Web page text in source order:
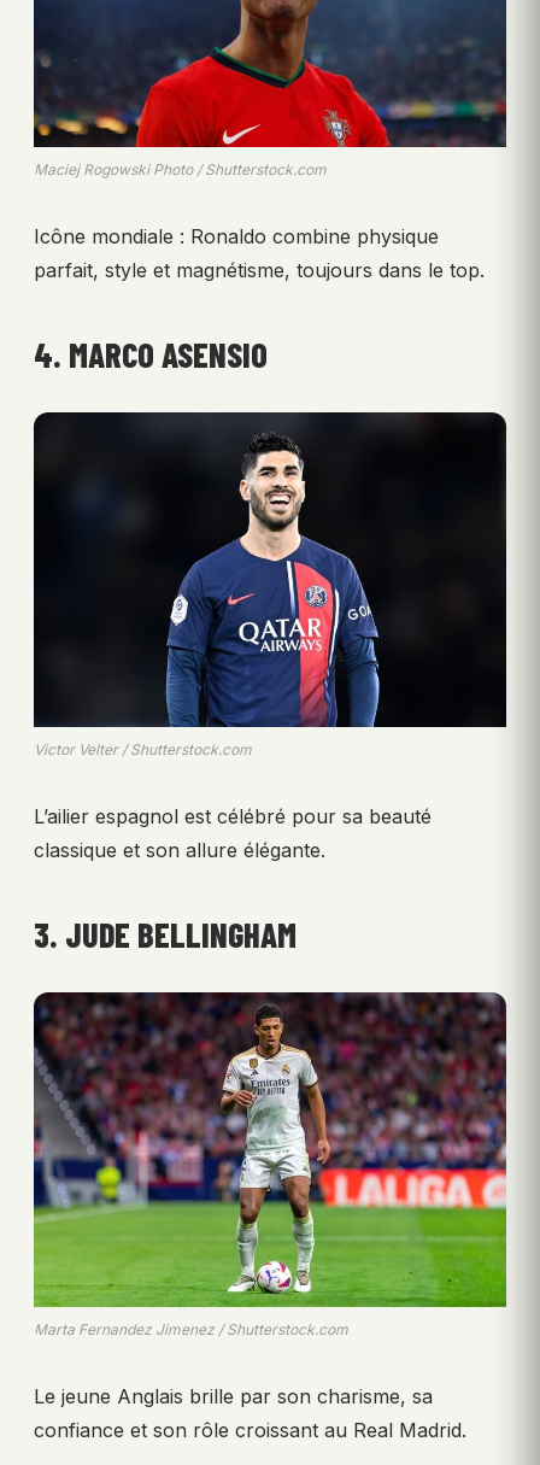
Maciej Rogowski Photo / Shutterstock.com
Icône mondiale : Ronaldo combine physique
parfait, style et magnétisme, toujours dans le top.
4. MARCO ASENSIO
Victor Velter / Shutterstock.com
L’ailier espagnol est célébré pour sa beauté
classique et son allure élégante.
3. JUDE BELLINGHAM
Marta Fernandez Jimenez / Shutterstock.com
Le jeune Anglais brille par son charisme, sa
confiance et son rôle croissant au Real Madrid.